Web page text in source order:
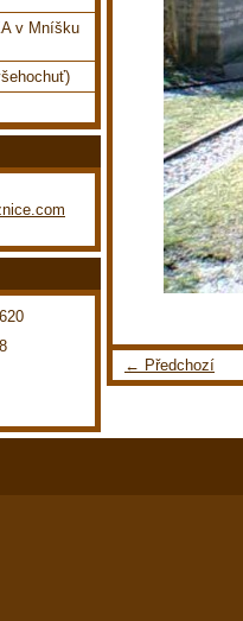
← Předchozí
v Mníšku